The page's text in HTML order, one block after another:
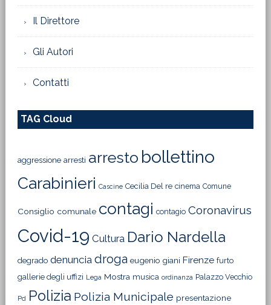
Il Direttore
Gli Autori
Contatti
TAG Cloud
aggressione arresti arresto bollettino
Carabinieri Cascine Cecilia Del re cinema Comune
Consiglio comunale contagi contagio Coronavirus
Covid-19 Cultura Dario Nardella
degrado denuncia droga eugenio giani Firenze furto
gallerie degli uffizi Lega Mostra musica ordinanza Palazzo Vecchio
Pd Polizia Polizia Municipale presentazione